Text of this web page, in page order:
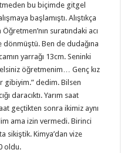
bu biçimde gitgel
başlamıştı. Alıştıkça
suratındaki acı
Ben de dudağına
yarrağı 13cm. Seninki
öğretmenim… Genç kız
gibiyim.” dedim. Bilsen
daracıktı. Yarım saat
geçtikten sonra ikimiz aynı
ama izin vermedi. Birinci
sikiştik. Kimya’dan vize
oldu.